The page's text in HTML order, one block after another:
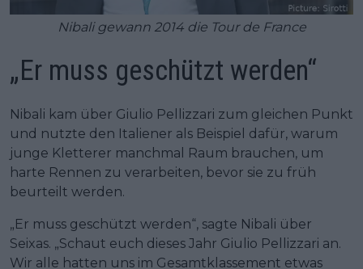
Nibali gewann 2014 die Tour de France
„Er muss geschützt werden“
Nibali kam über Giulio Pellizzari zum gleichen Punkt
und nutzte den Italiener als Beispiel dafür, warum
junge Kletterer manchmal Raum brauchen, um
harte Rennen zu verarbeiten, bevor sie zu früh
beurteilt werden.
„Er muss geschützt werden“, sagte Nibali über
Seixas. „Schaut euch dieses Jahr Giulio Pellizzari an.
Wir alle hatten uns im Gesamtklassement etwas